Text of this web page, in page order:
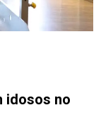
idosos no